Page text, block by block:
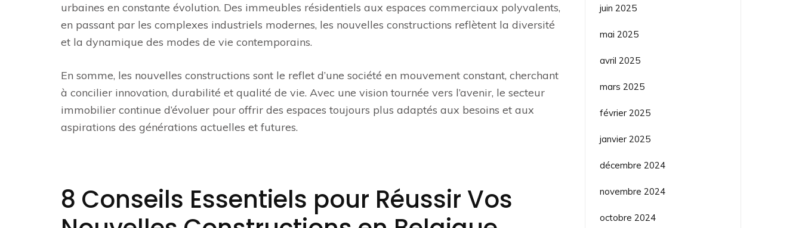
urbaines en constante évolution. Des immeubles résidentiels aux espaces commerciaux polyvalents,
en passant par les complexes industriels modernes, les nouvelles constructions reflètent la diversité
et la dynamique des modes de vie contemporains.
En somme, les nouvelles constructions sont le reflet d’une société en mouvement constant, cherchant
à concilier innovation, durabilité et qualité de vie. Avec une vision tournée vers l’avenir, le secteur
immobilier continue d’évoluer pour offrir des espaces toujours plus adaptés aux besoins et aux
aspirations des générations actuelles et futures.
8 Conseils Essentiels pour Réussir Vos
juin 2025
mai 2025
avril 2025
mars 2025
février 2025
janvier 2025
décembre 2024
novembre 2024
octobre 2024